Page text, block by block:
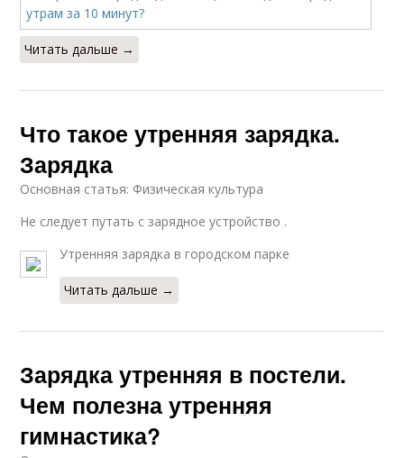
Читать дальше →
Что такое утренняя зарядка.
Зарядка
Основная статья: Физическая культура
Не следует путать с зарядное устройство .
Утренняя зарядка в городском парке
Читать дальше →
Зарядка утренняя в постели.
Чем полезна утренняя
гимнастика?